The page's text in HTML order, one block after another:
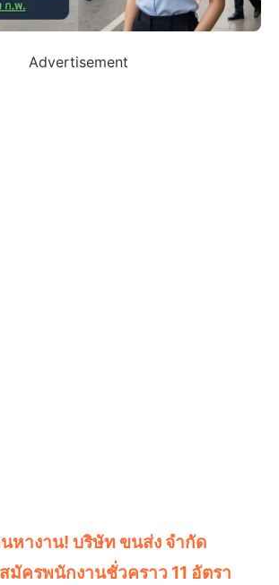
Advertisement
หางาน! บริษัท ขนส่ง จำกัด
มัครพนักงานชั่วคราว 11 อัตรา